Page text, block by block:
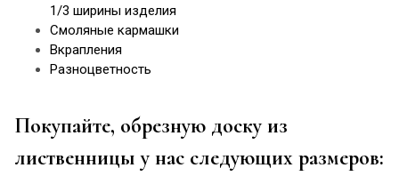
1/3 ширины изделия
Смоляные кармашки
Вкрапления
Разноцветность
Покупайте, обрезную доску из
лиственницы у нас следующих размеров: